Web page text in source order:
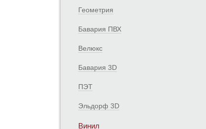
Геометрия
Бавария ПВХ
Велюкс
Бавария 3D
ПЭТ
Эльдорф 3D
Винил